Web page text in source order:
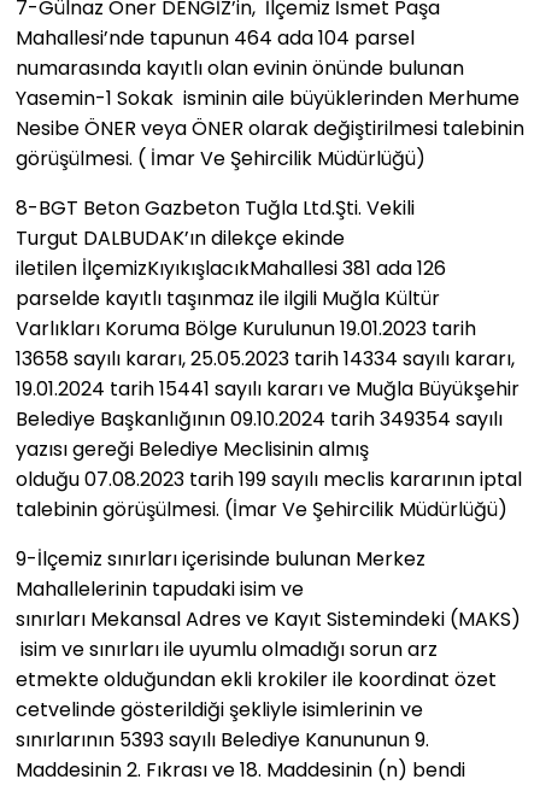
7-​Gülnaz Öner DENGİZ’in, İlçemiz İsmet Paşa
Mahallesi’nde tapunun 464 ada 104 parsel
numarasında kayıtlı olan evinin önünde bulunan
Yasemin-1 Sokak isminin aile büyüklerinden Merhume
Nesibe ÖNER veya ÖNER olarak değiştirilmesi talebinin
görüşülmesi. ( İmar Ve Şehircilik Müdürlüğü)
8-​BGT Beton Gazbeton Tuğla Ltd.Şti. Vekili
Turgut DALBUDAK’ın dilekçe ekinde
iletilen İlçemizKıyıkışlacıkMahallesi 381 ada 126
parselde kayıtlı taşınmaz ile ilgili Muğla Kültür
Varlıkları Koruma Bölge Kurulunun 19.01.2023 tarih
13658 sayılı kararı, 25.05.2023 tarih 14334 sayılı kararı,
19.01.2024 tarih 15441 sayılı kararı ve Muğla Büyükşehir
Belediye Başkanlığının 09.10.2024 tarih 349354 sayılı
yazısı gereği Belediye Meclisinin almış
olduğu 07.08.2023 tarih 199 sayılı meclis kararının iptal
talebinin görüşülmesi. (İmar Ve Şehircilik Müdürlüğü)
9-​İlçemiz sınırları içerisinde bulunan Merkez
Mahallelerinin tapudaki isim ve
sınırları Mekansal Adres ve Kayıt Sistemindeki (MAKS)
isim ve sınırları ile uyumlu olmadığı sorun arz
etmekte olduğundan ekli krokiler ile koordinat özet
cetvelinde gösterildiği şekliyle isimlerinin ve
sınırlarının 5393 sayılı Belediye Kanununun 9.
Maddesinin 2. Fıkrası ve 18. Maddesinin (n) bendi